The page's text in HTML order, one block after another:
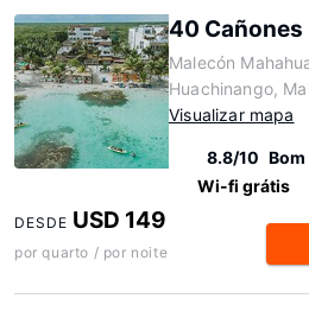
40 Cañones
Malecón
Huachinango,
Visualizar mapa
8.8/10 Bom
Wi-fi grátis
DESDE USD 149
por quarto / por noite